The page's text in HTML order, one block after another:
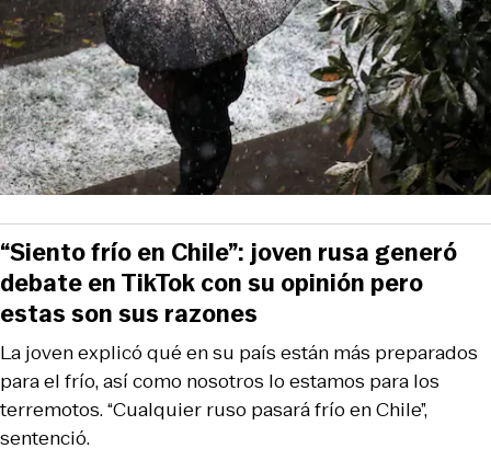
La joven explicó qué en su país están más preparados
para el frío, así como nosotros lo estamos para los
terremotos. “Cualquier ruso pasará frío en Chile”,
sentenció.
“Siento frío en Chile”: joven rusa generó
debate en TikTok con su opinión pero
estas son sus razones